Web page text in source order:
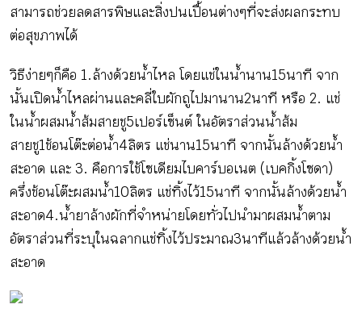
สามารถช่วยลดสารพิษและสิ่งปนเปื้อนต่างๆที่จะส่งผลกระทบ
ต่อสุขภาพได้
วิธีง่ายๆก็คือ 1.ล้างด้วยน้ำไหล โดยแช่ในน้ำนาน 15 นาที จาก
นั้นเปิดน้ำไหลผ่านและคลี่ใบผักถูไปมานาน 2 นาที หรือ 2. แช่
ในน้ำผสมน้ำส้มสายชู 5 เปอร์เซ็นต์ ในอัตราส่วนน้ำส้ม
สายชู 1 ช้อนโต๊ะต่อน้ำ 4 ลิตร แช่นาน 15 นาที จากนั้นล้างด้วยน้ำ
สะอาด และ 3. คือการใช้โซเดียมไบคาร์บอเนต (เบคกิ้งโซดา)
ครึ่งช้อนโต๊ะผสมน้ำ 10 ลิตร แช่ทิ้งไว้ 15 นาที จากนั้นล้างด้วยน้ำ
สะอาด 4. น้ำยาล้างผักที่จำหน่ายโดยทั่วไปนำมาผสมน้ำตาม
อัตราส่วนที่ระบุในฉลากแช่ทิ้งไว้ประมาณ 3 นาทีแล้วล้างด้วยน้ำ
สะอาด